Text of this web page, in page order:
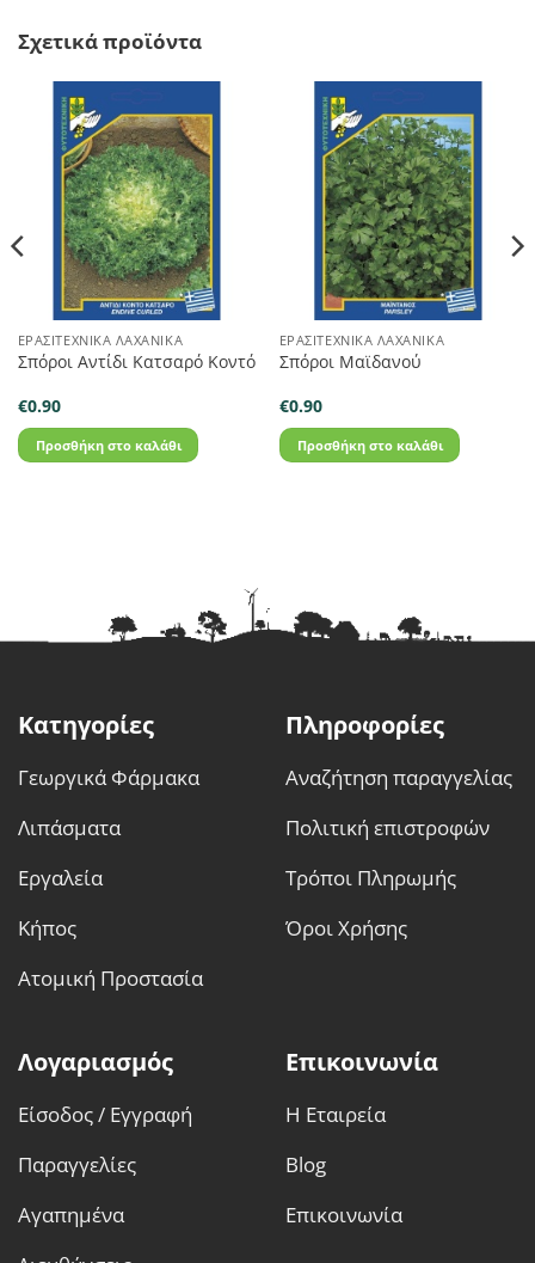
Σχετικά προϊόντα
ΕΡΑΣΙΤΕΧΝΙΚΆ ΛΑΧΑΝΙΚΆ
Σπόροι Αντίδι Κατσαρό Κοντό
€0.90
Προσθήκη στο καλάθι
ΕΡΑΣΙΤΕΧΝΙΚΆ ΛΑΧΑΝΙΚΆ
Σπόροι Μαϊδανού
€0.90
Προσθήκη στο καλάθι
Κατηγορίες
Γεωργικά Φάρμακα
Λιπάσματα
Εργαλεία
Κήπος
Ατομική Προστασία
Πληροφορίες
Αναζήτηση παραγγελίας
Πολιτική επιστροφών
Τρόποι Πληρωμής
Όροι Χρήσης
Λογαριασμός
Είσοδος / Εγγραφή
Παραγγελίες
Αγαπημένα
Επικοινωνία
Η Εταιρεία
Blog
Επικοινωνία